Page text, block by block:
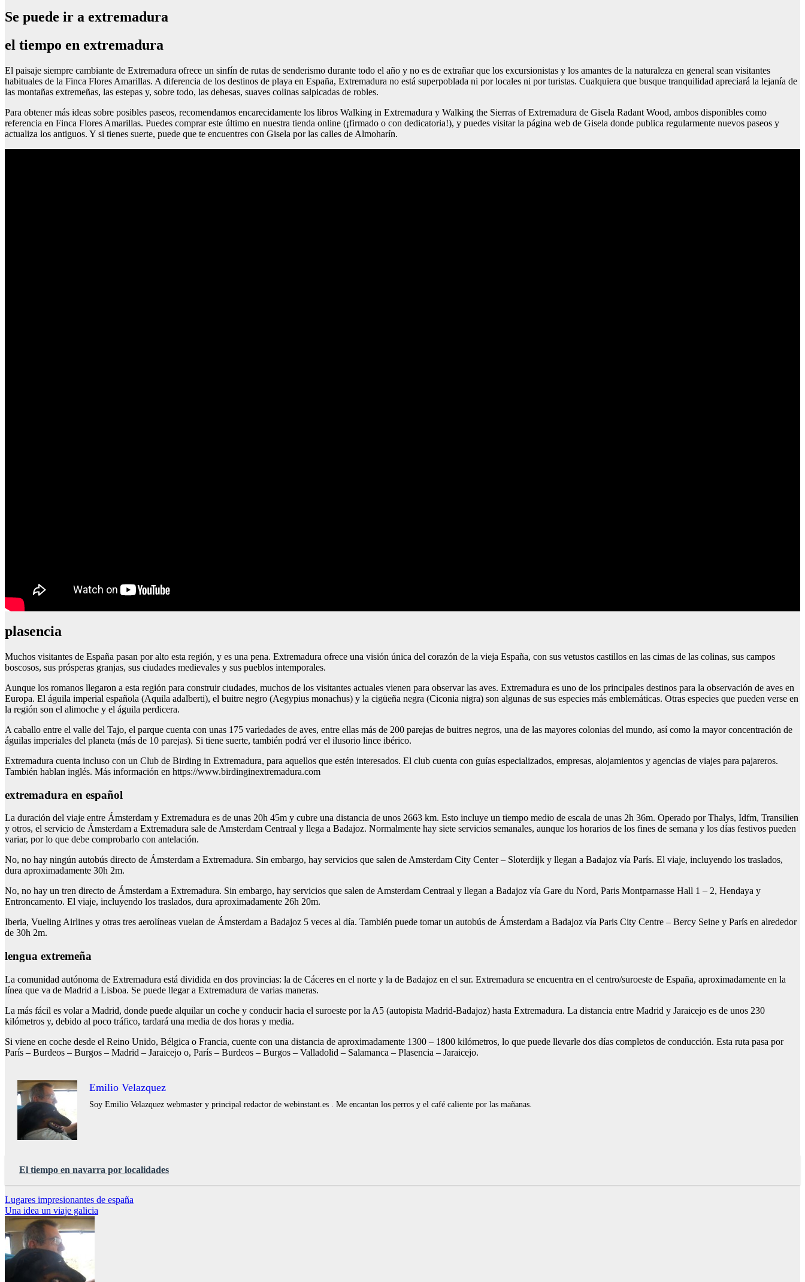
Se puede ir a extremadura
el tiempo en extremadura
El paisaje siempre cambiante de Extremadura ofrece un sinfín de rutas de senderismo durante todo el año y no es de extrañar que los excursionistas y los amantes de la naturaleza en general sean visitantes
habituales de la Finca Flores Amarillas. A diferencia de los destinos de playa en España, Extremadura no está superpoblada ni por locales ni por turistas. Cualquiera que busque tranquilidad apreciará la lejanía de
las montañas extremeñas, las estepas y, sobre todo, las dehesas, suaves colinas salpicadas de robles.
Para obtener más ideas sobre posibles paseos, recomendamos encarecidamente los libros Walking in Extremadura y Walking the Sierras of Extremadura de Gisela Radant Wood, ambos disponibles como
referencia en Finca Flores Amarillas. Puedes comprar este último en nuestra tienda online (¡firmado o con dedicatoria!), y puedes visitar la página web de Gisela donde publica regularmente nuevos paseos y
actualiza los antiguos. Y si tienes suerte, puede que te encuentres con Gisela por las calles de Almoharín.
plasencia
Muchos visitantes de España pasan por alto esta región, y es una pena. Extremadura ofrece una visión única del corazón de la vieja España, con sus vetustos castillos en las cimas de las colinas, sus campos
boscosos, sus prósperas granjas, sus ciudades medievales y sus pueblos intemporales.
Aunque los romanos llegaron a esta región para construir ciudades, muchos de los visitantes actuales vienen para observar las aves. Extremadura es uno de los principales destinos para la observación de aves en
Europa. El águila imperial española (Aquila adalberti), el buitre negro (Aegypius monachus) y la cigüeña negra (Ciconia nigra) son algunas de sus especies más emblemáticas. Otras especies que pueden verse en
la región son el alimoche y el águila perdicera.
A caballo entre el valle del Tajo, el parque cuenta con unas 175 variedades de aves, entre ellas más de 200 parejas de buitres negros, una de las mayores colonias del mundo, así como la mayor concentración de
águilas imperiales del planeta (más de 10 parejas). Si tiene suerte, también podrá ver el ilusorio lince ibérico.
Extremadura cuenta incluso con un Club de Birding in Extremadura, para aquellos que estén interesados. El club cuenta con guías especializados, empresas, alojamientos y agencias de viajes para pajareros.
También hablan inglés. Más información en https://www.birdinginextremadura.com
extremadura en español
La duración del viaje entre Ámsterdam y Extremadura es de unas 20h 45m y cubre una distancia de unos 2663 km. Esto incluye un tiempo medio de escala de unas 2h 36m. Operado por Thalys, Idfm, Transilien
y otros, el servicio de Ámsterdam a Extremadura sale de Amsterdam Centraal y llega a Badajoz. Normalmente hay siete servicios semanales, aunque los horarios de los fines de semana y los días festivos pueden
variar, por lo que debe comprobarlo con antelación.
No, no hay ningún autobús directo de Ámsterdam a Extremadura. Sin embargo, hay servicios que salen de Amsterdam City Center – Sloterdijk y llegan a Badajoz vía París. El viaje, incluyendo los traslados,
dura aproximadamente 30h 2m.
No, no hay un tren directo de Ámsterdam a Extremadura. Sin embargo, hay servicios que salen de Amsterdam Centraal y llegan a Badajoz vía Gare du Nord, Paris Montparnasse Hall 1 – 2, Hendaya y
Entroncamento. El viaje, incluyendo los traslados, dura aproximadamente 26h 20m.
Iberia, Vueling Airlines y otras tres aerolíneas vuelan de Ámsterdam a Badajoz 5 veces al día. También puede tomar un autobús de Ámsterdam a Badajoz vía Paris City Centre – Bercy Seine y París en alrededor
de 30h 2m.
lengua extremeña
La comunidad autónoma de Extremadura está dividida en dos provincias: la de Cáceres en el norte y la de Badajoz en el sur. Extremadura se encuentra en el centro/suroeste de España, aproximadamente en la
línea que va de Madrid a Lisboa. Se puede llegar a Extremadura de varias maneras.
La más fácil es volar a Madrid, donde puede alquilar un coche y conducir hacia el suroeste por la A5 (autopista Madrid-Badajoz) hasta Extremadura. La distancia entre Madrid y Jaraicejo es de unos 230
kilómetros y, debido al poco tráfico, tardará una media de dos horas y media.
Si viene en coche desde el Reino Unido, Bélgica o Francia, cuente con una distancia de aproximadamente 1300 – 1800 kilómetros, lo que puede llevarle dos días completos de conducción. Esta ruta pasa por
París – Burdeos – Burgos – Madrid – Jaraicejo o, París – Burdeos – Burgos – Valladolid – Salamanca – Plasencia – Jaraicejo.
Emilio Velazquez
Soy Emilio Velazquez webmaster y principal redactor de webinstant.es . Me encantan los perros y el café caliente por las mañanas.
El tiempo en navarra por localidades
Navegación
de
entradas
Lugares impresionantes de españa
Una idea un viaje galicia